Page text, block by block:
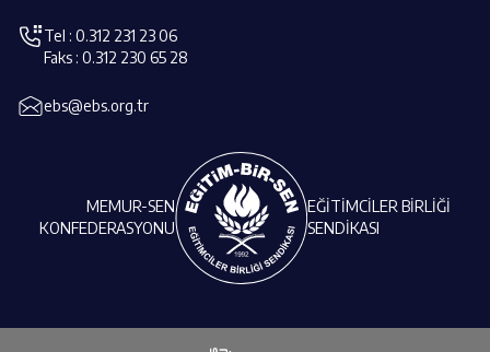
MEMUR-SEN
KONFEDERASYONU
EĞİTİMCİLER BİRLİĞİ
SENDİKASI
Tel : 0.312 231 23 06
Faks : 0.312 230 65 28
ebs@ebs.org.tr